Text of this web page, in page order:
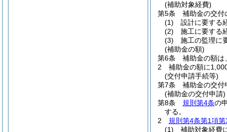
(補助対象経費)
第5条
補助金の交付
(1)
設計に要する
(2)
施工に要する
(3)
施工の監理に
(補助金の額)
第6条
補助金の額は
2
補助金の額に
(交付申請手続等)
第7条
補助金の交付
(補助金の交付申請)
第8条
規則第4条の
する。
2
規則第4条第1項第
(1)
補助対象経費